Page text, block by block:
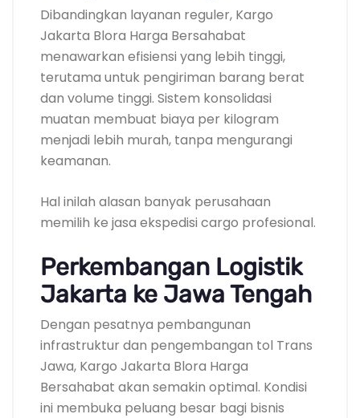
Dibandingkan layanan reguler, Kargo
Jakarta Blora Harga Bersahabat
menawarkan efisiensi yang lebih tinggi,
terutama untuk pengiriman barang berat
dan volume tinggi. Sistem konsolidasi
muatan membuat biaya per kilogram
menjadi lebih murah, tanpa mengurangi
keamanan.
Hal inilah alasan banyak perusahaan
memilih ke jasa ekspedisi cargo profesional.
Perkembangan Logistik
Jakarta ke Jawa Tengah
Dengan pesatnya pembangunan
infrastruktur dan pengembangan tol Trans
Jawa, Kargo Jakarta Blora Harga
Bersahabat akan semakin optimal. Kondisi
ini membuka peluang besar bagi bisnis